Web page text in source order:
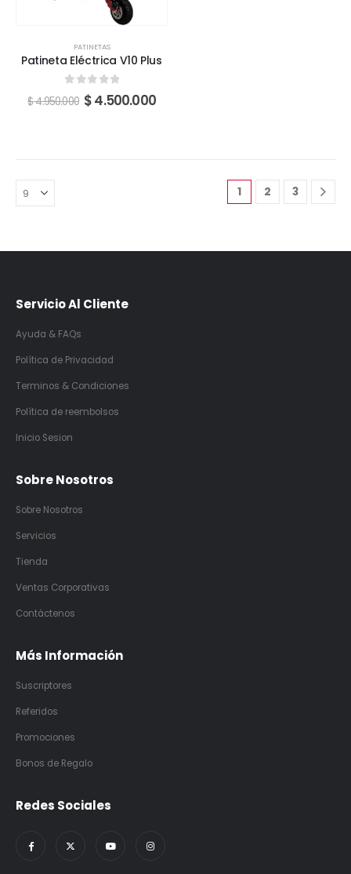
PATINETAS
Patineta Eléctrica V10 Plus
fuera de 5
$4.950.000 $4.500.000
1 2 3
Servicio Al Cliente
Ayuda & FAQs
Política de Privacidad
Terminos & Condiciones
Política de reembolsos
Inicio Sesion
Sobre Nosotros
Sobre Nosotros
Servicios
Tienda
Ventas Corporativas
Contáctenos
Más Información
Suscriptores
Referidos
Promociones
Bonos de Regalo
Redes Sociales